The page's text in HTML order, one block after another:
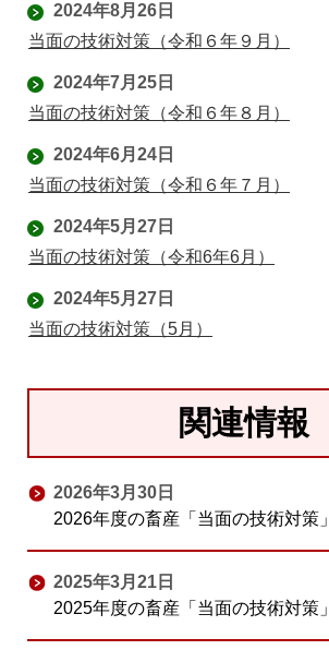
2024年8月26日
当面の技術対策（令和６年９月）
2024年7月25日
当面の技術対策（令和６年８月）
2024年6月24日
当面の技術対策（令和６年７月）
2024年5月27日
当面の技術対策（令和6年6月）
2024年5月27日
当面の技術対策（5月）
関連情報
2026年3月30日
2026年度の畜産「当面の技術対策」
2025年3月21日
2025年度の畜産「当面の技術対策」